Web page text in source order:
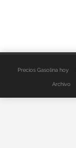
Precios Gasolina hoy
Archivo